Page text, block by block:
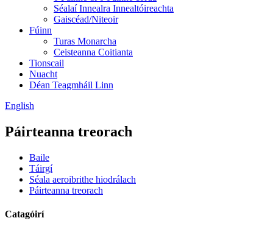
Séalaí Innealra Innealtóireachta
Gaiscéad/Niteoir
Fúinn
Turas Monarcha
Ceisteanna Coitianta
Tionscail
Nuacht
Déan Teagmháil Linn
English
Páirteanna treorach
Baile
Táirgí
Séala aeroibrithe hiodrálach
Páirteanna treorach
Catagóirí